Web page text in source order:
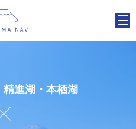
進湖・本栖湖